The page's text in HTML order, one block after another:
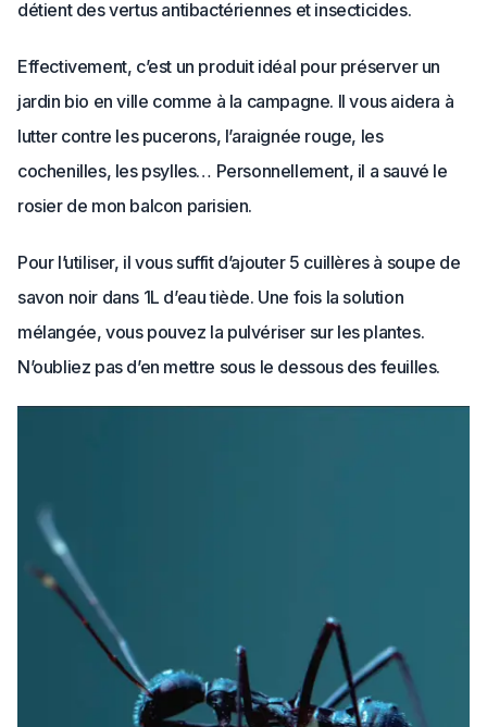
détient des vertus antibactériennes et insecticides.
Effectivement, c’est un produit idéal pour préserver un
jardin bio en ville comme à la campagne. Il vous aidera à
lutter contre les pucerons, l’araignée rouge, les
cochenilles, les psylles… Personnellement, il a sauvé le
rosier de mon balcon parisien.
Pour l’utiliser, il vous suffit d’ajouter 5 cuillères à soupe de
savon noir dans 1L d’eau tiède. Une fois la solution
mélangée, vous pouvez la pulvériser sur les plantes.
N’oubliez pas d’en mettre sous le dessous des feuilles.